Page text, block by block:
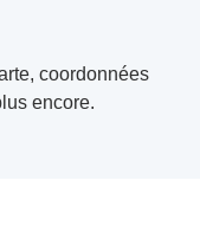
coordonnées
encore.